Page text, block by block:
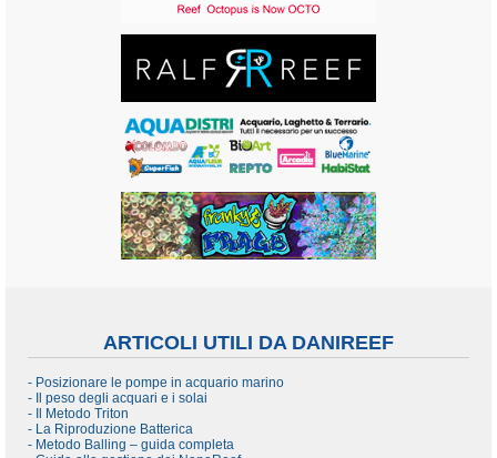
ARTICOLI UTILI DA DANIREEF
- Posizionare le pompe in acquario marino
- Il peso degli acquari e i solai
- Il Metodo Triton
- La Riproduzione Batterica
- Metodo Balling – guida completa